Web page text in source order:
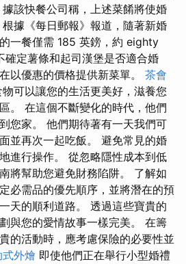
該快餐公司稱，上述菜餚將使婚
據《每日郵報》報道，隨著新婚
一餐僅需 185 英鎊，約 eighty
定薯條和起司漢堡是否適合婚
以優惠的價格提供新菜單。 茶會
可以讓您的生活更美好，滋養您
。 在這個不斷變化的時代，他們
您家。 他們期待著有一天我們可
並再次一起吃飯。 避免常見的婚
進行操作。 從忽略隱性成本到低
將幫助您避免財務陷阱。 了解如
必需品的優先順序，並將潛在的預
天的順利道路。 透過這些寶貴的
與您的愛情故事一樣完美。 在籌
的活動時，應考慮保險的必要性並
式外燴 即使他們正在舉行小型婚禮